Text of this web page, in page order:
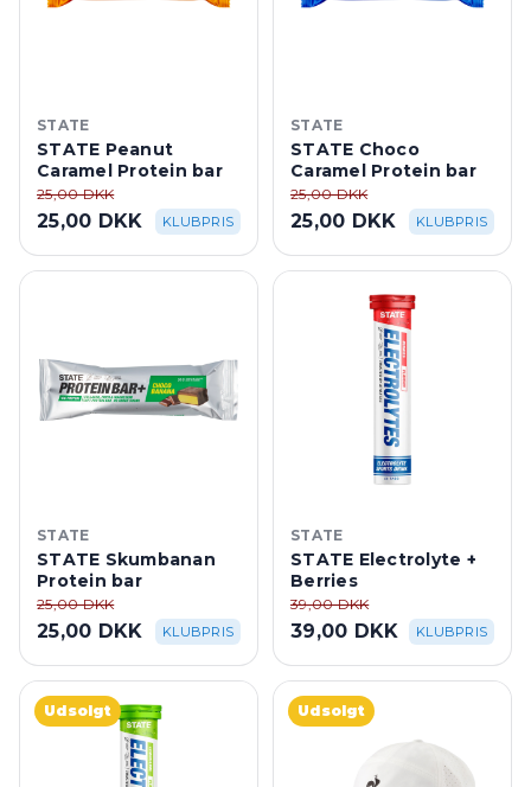
STATE
STATE Peanut
Caramel Protein bar
25,00 DKK
25,00 DKK KLUBPRIS
STATE
STATE Choco
Caramel Protein bar
25,00 DKK
25,00 DKK KLUBPRIS
STATE
STATE Skumbanan
Protein bar
25,00 DKK
25,00 DKK KLUBPRIS
STATE
STATE Electrolyte +
Berries
39,00 DKK
39,00 DKK KLUBPRIS
Udsolgt Udsolgt